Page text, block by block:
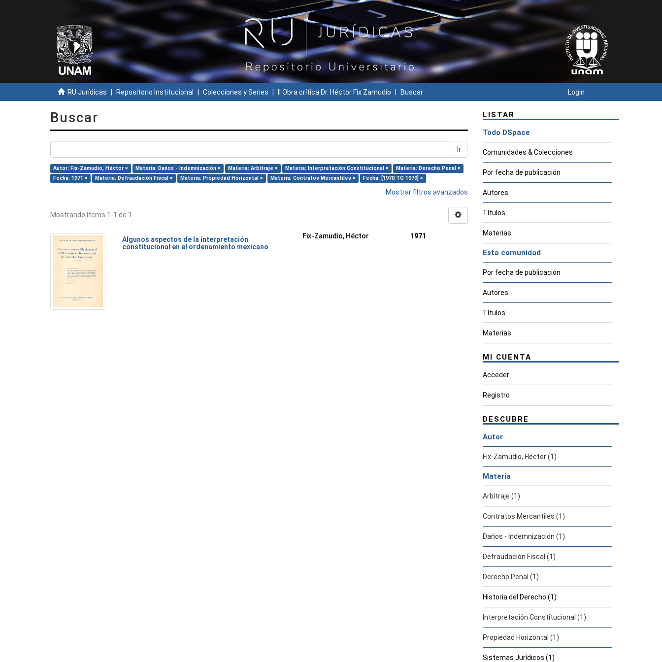
RU Jurídicas Repositorio Institucional Colecciones y Series II Obra crítica Dr. Héctor Fix Zamudio Buscar Login
Buscar
Ir
Autor: Fix-Zamudio, Héctor × Materia: Dańos - Indemnización × Materia: Arbitraje × Materia: Interpretación Constitucional ×
Materia: Derecho Penal ×
Fecha: 1971 ×
Materia: Defraudación Fiscal × Materia: Propiedad Horizontal × Materia: Contratos Mercantiles × Fecha: [1970 TO 1979] ×
Mostrar filtros avanzados
Mostrando ítems 1-1 de 1
Algunos aspectos de la interpretación
constitucional en el ordenamiento mexicano
Fix-Zamudio, Héctor 1971
LISTAR
Todo DSpace
Comunidades & Colecciones
Por fecha de publicación
Autores
Títulos
Materias
Esta comunidad
Por fecha de publicación
Autores
Títulos
Materias
MI CUENTA
Acceder
Registro
DESCUBRE
Autor
Fix-Zamudio, Héctor (1)
Materia
Arbitraje (1)
Contratos Mercantiles (1)
Dańos - Indemnización (1)
Defraudación Fiscal (1)
Derecho Penal (1)
Historia del Derecho (1)
Interpretación Constitucional (1)
Propiedad Horizontal (1)
Sistemas Jurídicos (1)